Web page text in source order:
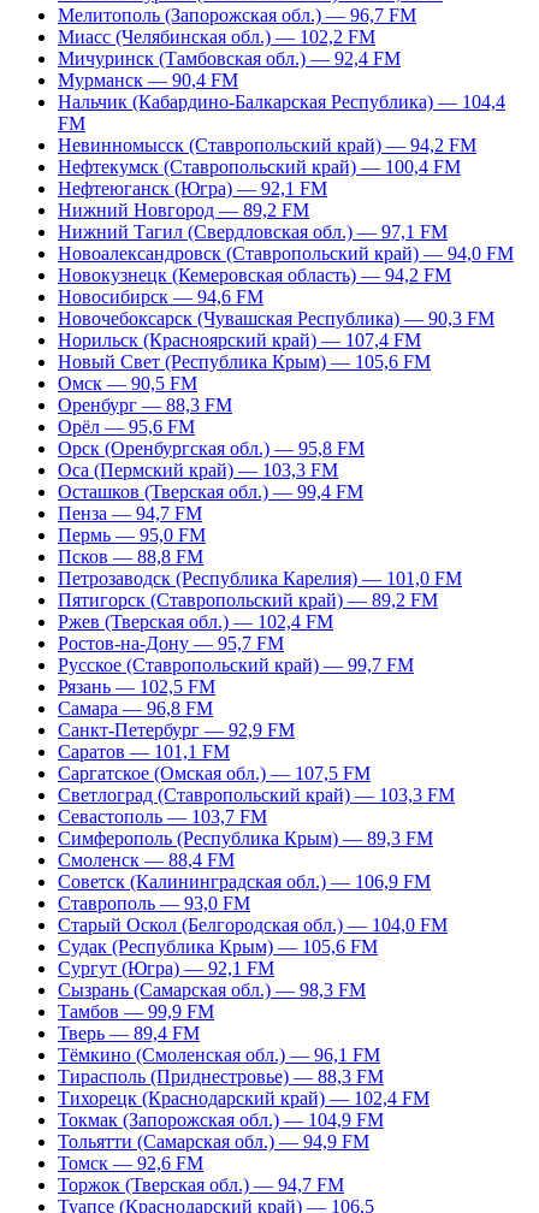
Мелитополь (Запорожская обл.) — 96,7 FM
Миасс (Челябинская обл.) — 102,2 FM
Мичуринск (Тамбовская обл.) — 92,4 FM
Мурманск — 90,4 FM
Нальчик (Кабардино-Балкарская Республика) — 104,4
FM
Невинномысск (Ставропольский край) — 94,2 FM
Нефтекумск (Ставропольский край) — 100,4 FM
Нефтеюганск (Югра) — 92,1 FM
Нижний Новгород — 89,2 FM
Нижний Тагил (Свердловская обл.) — 97,1 FM
Новоалександровск (Ставропольский край) — 94,0 FM
Новокузнецк (Кемеровская область) — 94,2 FM
Новосибирск — 94,6 FM
Новочебоксарск (Чувашская Республика) — 90,3 FM
Норильск (Красноярский край) — 107,4 FM
Новый Свет (Республика Крым) — 105,6 FM
Омск — 90,5 FM
Оренбург — 88,3 FM
Орёл — 95,6 FM
Орск (Оренбургская обл.) — 95,8 FM
Оса (Пермский край) — 103,3 FM
Осташков (Тверская обл.) — 99,4 FM
Пенза — 94,7 FM
Пермь — 95,0 FM
Псков — 88,8 FM
Петрозаводск (Республика Карелия) — 101,0 FM
Пятигорск (Ставропольский край) — 89,2 FM
Ржев (Тверская обл.) — 102,4 FM
Ростов-на-Дону — 95,7 FM
Русское (Ставропольский край) — 99,7 FM
Рязань — 102,5 FM
Самара — 96,8 FM
Санкт-Петербург — 92,9 FM
Саратов — 101,1 FM
Саргатское (Омская обл.) — 107,5 FM
Светлоград (Ставропольский край) — 103,3 FM
Севастополь — 103,7 FM
Симферополь (Республика Крым) — 89,3 FM
Смоленск — 88,4 FM
Советск (Калининградская обл.) — 106,9 FM
Ставрополь — 93,0 FM
Старый Оскол (Белгородская обл.) — 104,0 FM
Судак (Республика Крым) — 105,6 FM
Сургут (Югра) — 92,1 FM
Сызрань (Самарская обл.) — 98,3 FM
Тамбов — 99,9 FM
Тверь — 89,4 FM
Тёмкино (Смоленская обл.) — 96,1 FM
Тирасполь (Приднестровье) — 88,3 FM
Тихорецк (Краснодарский край) — 102,4 FM
Токмак (Запорожская обл.) — 104,9 FM
Тольятти (Самарская обл.) — 94,9 FM
Томск — 92,6 FM
Торжок (Тверская обл.) — 94,7 FM
Туапсе (Краснодарский край) — 106,5